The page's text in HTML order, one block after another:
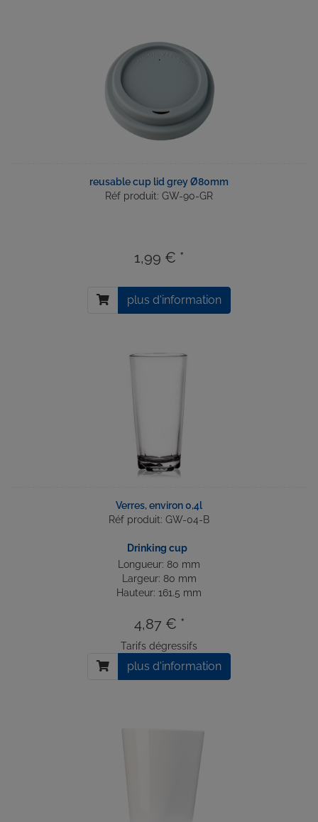
reusable cup lid grey Ø80mm
Réf produit: GW-90-GR
1,99 € *
plus d'information
Verres, environ 0,4l
Réf produit: GW-04-B
Drinking cup
Longueur: 80 mm
Largeur: 80 mm
Hauteur: 161.5 mm
4,87 € *
Tarifs dégressifs
plus d'information